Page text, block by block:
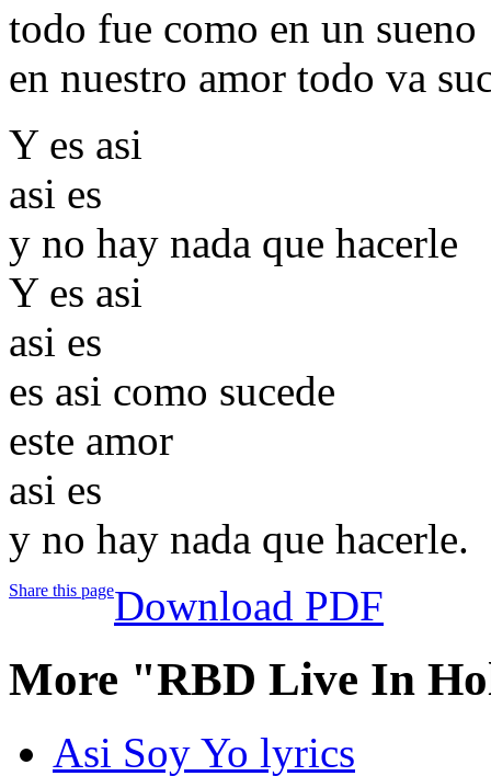
todo fue como en un sueno
en nuestro amor todo va
Y es asi
asi es
y no hay nada que hacerle
Y es asi
asi es
es asi como sucede
este amor
asi es
y no hay nada que hacerle.
Share this pageDownload PDF
More "RBD Live In
Asi Soy Yo lyrics